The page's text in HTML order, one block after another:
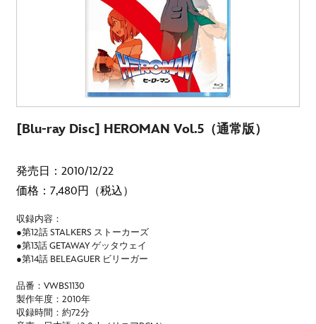
[Blu-ray Disc] HEROMAN Vol.5（通常版）
発売日：2010/12/22
価格：7,480円（税込）
収録内容：
●第12話 STALKERS ストーカーズ
●第13話 GETAWAY ゲッタウェイ
●第14話 BELEAGUER ビリーガー
品番：VWBS1130
製作年度：2010年
収録時間：約72分